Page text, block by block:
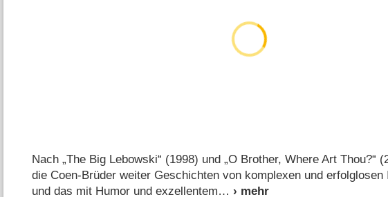
Nach „The Big Lebowski“ (1998) und „O Brother, Where Art Thou?“
die Coen-Brüder weiter Geschichten von komplexen und erfolglosen
und das mit Humor und exzellentem